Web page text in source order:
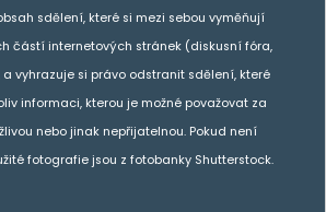
sdělení, které si mezi sebou vyměňují
částí internetových stránek (diskusní fóra,
a vyhrazuje si právo odstranit sdělení, které
informaci, kterou je možné považovat za
nebo jinak nepřijatelnou. Pokud není
fotografie jsou z fotobanky Shutterstock.